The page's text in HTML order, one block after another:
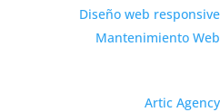
Diseño web responsive
Mantenimiento Web
Artic Agency